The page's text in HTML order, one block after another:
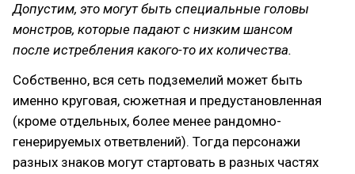
Допустим, это могут быть специальные головы
монстров, которые падают с низким шансом
после истребления какого-то их количества.
Собственно, вся сеть подземелий может быть
именно круговая, сюжетная и предустановленная
(кроме отдельных, более менее рандомно-
генерируемых ответвлений). Тогда персонажи
разных знаков могут стартовать в разных частях